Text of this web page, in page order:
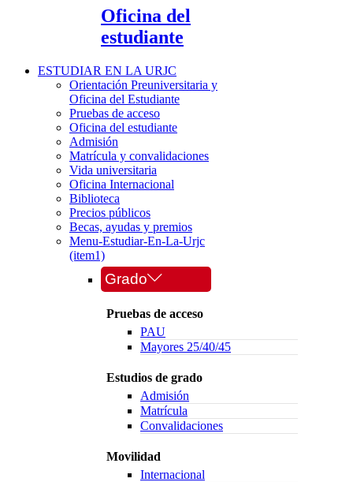
Oficina del
estudiante
ESTUDIAR EN LA URJC
Orientación Preuniversitaria y
Oficina del Estudiante
Pruebas de acceso
Oficina del estudiante
Admisión
Matrícula y convalidaciones
Vida universitaria
Oficina Internacional
Biblioteca
Precios públicos
Becas, ayudas y premios
Menu-Estudiar-En-La-Urjc
(item1)
Grado
Pruebas de acceso
PAU
Mayores 25/40/45
Estudios de grado
Admisión
Matrícula
Convalidaciones
Movilidad
Internacional